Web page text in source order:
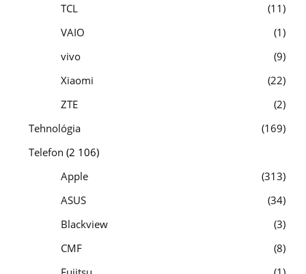
TCL
11
VAIO
1
vivo
9
Xiaomi
22
ZTE
2
Tehnológia
169
Telefon (2 106)
Apple
313
ASUS
34
Blackview
3
CMF
8